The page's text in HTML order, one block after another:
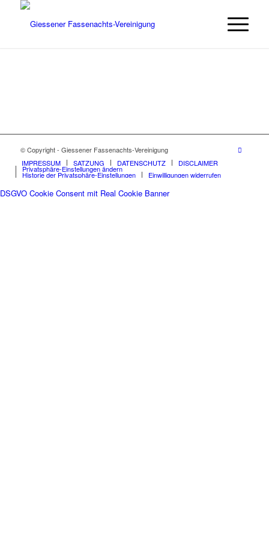
© Copyright - Giessener Fassenachts-Vereinigung
IMPRESSUM
SATZUNG DATENSCHUTZ DISCLAIMER
Privatsphäre-Einstellungen ändern
Historie der Privatsphäre-Einstellungen Einwilligungen widerrufen
DSGVO Cookie Consent mit Real Cookie Banner